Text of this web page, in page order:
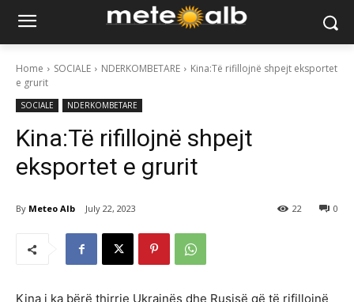
Home SOCIALE NDERKOMBETARE
Kina:Të rifillojnë shpejt eksportet
e grurit
SOCIALE NDERKOMBETARE
Kina:Të rifillojnë shpejt
eksportet e grurit
By Meteo Alb July 22, 2023 0
22
Kina i ka bërë thirrje Ukrainës dhe Rusisë që të rifillojnë